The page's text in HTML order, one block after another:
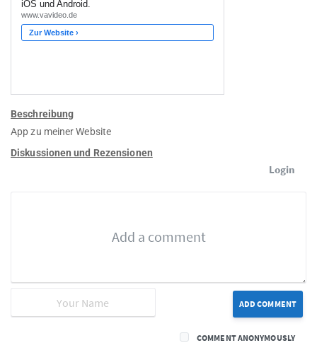
Beschreibung
App zu meiner Website
Diskussionen und Rezensionen
Login
ADD COMMENT
COMMENT ANONYMOUSLY